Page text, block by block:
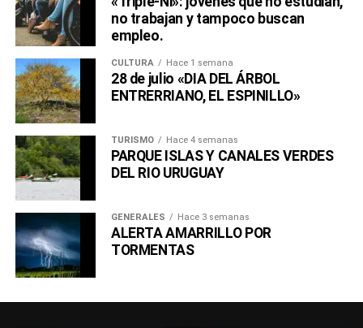
no trabajan y tampoco buscan
empleo.
CULTURA Hace 1 semana
28 de julio «DIA DEL ÁRBOL
ENTRERRIANO, EL ESPINILLO»
TURISMO Hace 4 semanas
PARQUE ISLAS Y CANALES VERDES
DEL RIO URUGUAY
GENERALES Hace 3 semanas
ALERTA AMARRILLO POR
TORMENTAS